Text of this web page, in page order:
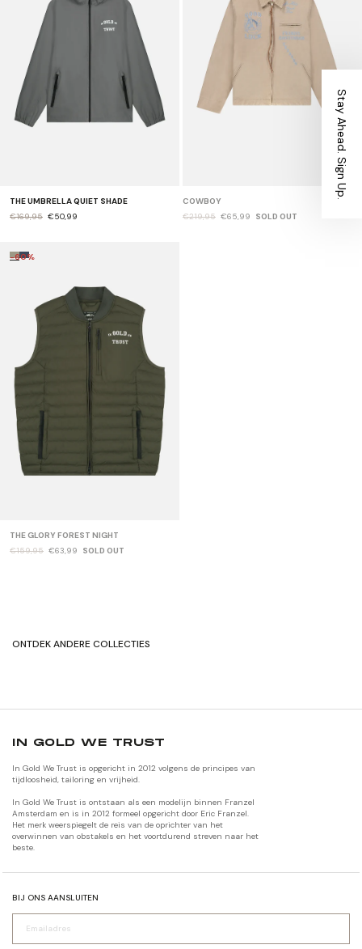
THE UMBRELLA QUIET SHADE
€169,95 €50,99
COWBOY
€219,95 €65,99 SOLD OUT
-60%
THE GLORY FOREST NIGHT
€159,95 €63,99 SOLD OUT
ONTDEK ANDERE COLLECTIES
IN GOLD WE TRUST
In Gold We Trust is opgericht in 2012 volgens de principes van
tijdloosheid, tailoring en vrijheid.
In Gold We Trust is ontstaan als een modelijn binnen Franzel
Amsterdam en is in 2012 formeel opgericht door Eric Franzel.
Het merk weerspiegelt de reis van de oprichter van het
overwinnen van obstakels en het voortdurend streven naar het
beste.
BIJ ONS AANSLUITEN
Stay Ahead. Sign Up.